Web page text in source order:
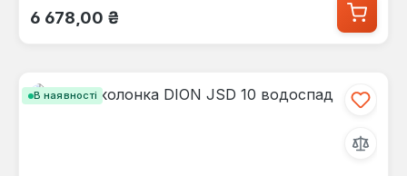
Звичайна ціна:
6 678,00 ₴
В наявності